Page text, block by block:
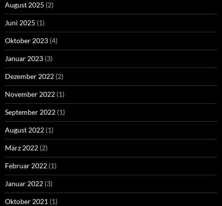
August 2025 (2)
Juni 2025 (1)
Oktober 2023 (4)
Januar 2023 (3)
Dezember 2022 (2)
November 2022 (1)
September 2022 (1)
August 2022 (1)
März 2022 (2)
Februar 2022 (1)
Januar 2022 (3)
Oktober 2021 (1)